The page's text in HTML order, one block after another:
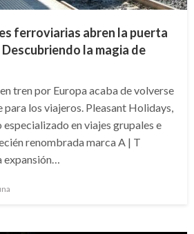
ferroviarias abren la puerta
la magia de
tren por Europa acaba de volverse
para los viajeros. Pleasant Holidays,
en viajes grupales e
renombrada marca A | T
expansión…